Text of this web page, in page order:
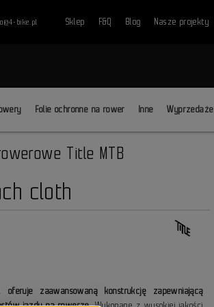
bike.pl Sklep F&Q Blog Nasze projekty
Folie ochronne na rower Inne Wyprzedaże
Title MTB
cloth
oferuje zaawansowaną konstrukcję zapewniającą
jazdy na rowerze. Wykonane z wysokiej jakości